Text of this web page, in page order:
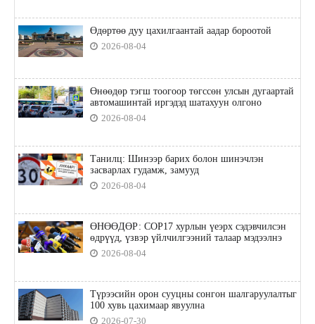
Өдөртөө дуу цахилгаантай аадар бороотой
2026-08-04
Өнөөдөр тэгш тоогоор төгссөн улсын дугаартай
автомашинтай иргэдэд шатахуун олгоно
2026-08-04
Танилц: Шинээр барих болон шинэчлэн
засварлах гудамж, замууд
2026-08-04
ӨНӨӨДӨР: COP17 хурлын үеэрх сэдэвчилсэн
өдрүүд, үзвэр үйлчилгээний талаар мэдээлнэ
2026-08-04
Түрээсийн орон сууцны сонгон шалгаруулалтыг
100 хувь цахимаар явуулна
2026-07-30